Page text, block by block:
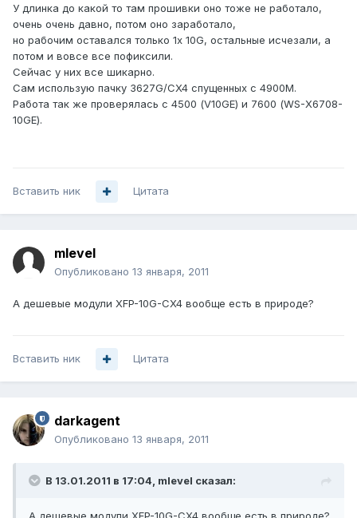
У длинка до какой то там прошивки оно тоже не работало,
очень очень давно, потом оно заработало,
но рабочим оставался только 1x 10G, остальные исчезали, а
потом и вовсе все пофиксили.
Сейчас у них все шикарно.
Сам использую пачку 3627G/CX4 спущенных с 4900M.
Работа так же проверялась с 4500 (V10GE) и 7600 (WS-X6708-
10GE).
Вставить ник Цитата
mlevel
Опубликовано 13 января, 2011
А дешевые модули XFP-10G-CX4 вообще есть в природе?
Вставить ник Цитата
darkagent
Опубликовано 13 января, 2011
В 13.01.2011 в 17:04, mlevel сказал: